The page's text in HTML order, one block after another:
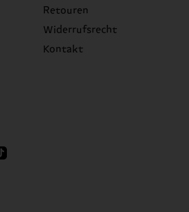
Retouren
Widerrufsrecht
Kontakt